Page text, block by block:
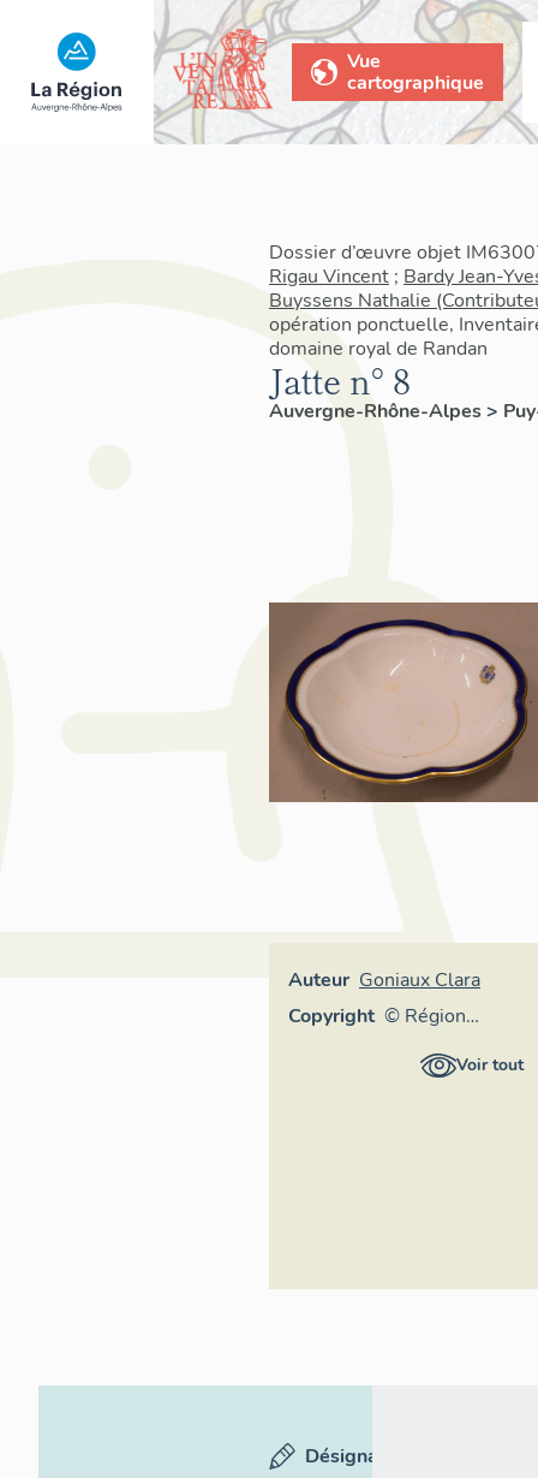
Vue
cartographique
Dossier d’œuvre objet
Rigau Vincent ; Bardy Jean-
Buyssens Nathalie
opération ponctuelle,
domaine royal de Randan
Jatte n° 8
Auvergne-Rhône-Alpes>
Auteur Goniaux Clara
Copyright © Région
Auvergne-Voir tout
Désignation